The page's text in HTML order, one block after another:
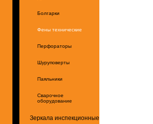
Болгарки
Фены технические
Перфораторы
Шуруповерты
Паяльники
Сварочное
оборудование
Зеркала инспекционные